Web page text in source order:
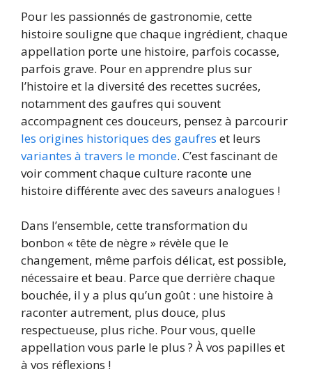
Pour les passionnés de gastronomie, cette
histoire souligne que chaque ingrédient, chaque
appellation porte une histoire, parfois cocasse,
parfois grave. Pour en apprendre plus sur
l’histoire et la diversité des recettes sucrées,
notamment des gaufres qui souvent
accompagnent ces douceurs, pensez à parcourir
les origines historiques des gaufres et leurs
variantes à travers le monde. C’est fascinant de
voir comment chaque culture raconte une
histoire différente avec des saveurs analogues !
Dans l’ensemble, cette transformation du
bonbon « tête de nègre » révèle que le
changement, même parfois délicat, est possible,
nécessaire et beau. Parce que derrière chaque
bouchée, il y a plus qu’un goût : une histoire à
raconter autrement, plus douce, plus
respectueuse, plus riche. Pour vous, quelle
appellation vous parle le plus ? À vos papilles et
à vos réflexions !